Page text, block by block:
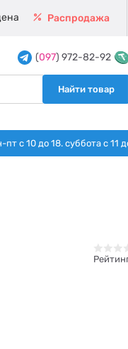
Распродажа
(097) 972-82-92
Найти товар
с 10 до 18. суббота с 11